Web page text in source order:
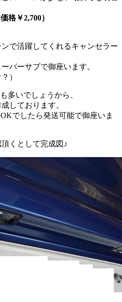
格￥2,700）
で活躍してくれるキャンセラー
パーサブで御座います。
）
多いでしょうから、
しております。
でしたら発送可能で御座いま
くとして完成図♪